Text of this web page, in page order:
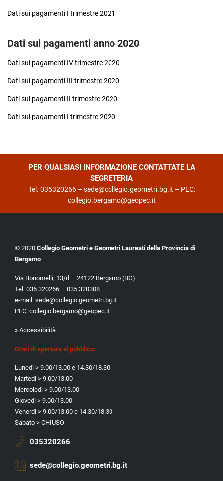
Dati sui pagamenti I trimestre 2021
Dati sui pagamenti anno 2020
Dati sui pagamenti IV trimestre 2020
Dati sui pagamenti III trimestre 2020
Dati sui pagamenti II trimestre 2020
Dati sui pagamenti I trimestre 2020
PER QUALSIASI INFORMAZIONE CONTATTATE LA
SEGRETERIA
Tel. 035320266 – sede@collegio.geometri.bg.it – PEC:
collegio.bergamo@geopec.it
© 2020 Collegio Geometri e Geometri Laureati della Provincia di
Bergamo
Via Bonomelli, 13/d – 24122 Bergamo (BG)
Tel. 035 320266 – 035 320308
e-mail: sede@collegio.geometri.bg.it
PEC: collegio.bergamo@geopec.it
» Accessibilità
Orari di apertura al pubblico:
Lunedì > 9.00/13.00 e 14.30/18.30
Martedì > 9.00/13.00
Mercoledì > 9.00/13.00
Giovedì > 9.00/13.00
Venerdì > 9.00/13.00 e 14.30/18.30
Sabato > CHIUSO
035320266
sede@collegio.geometri.bg.it